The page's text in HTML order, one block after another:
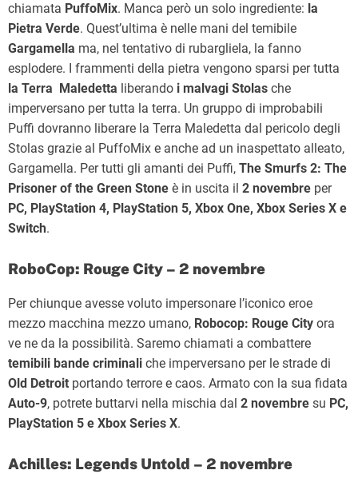
chiamata PuffoMix. Manca però un solo ingrediente: la
Pietra Verde. Quest’ultima è nelle mani del temibile
Gargamella ma, nel tentativo di rubargliela, la fanno
esplodere. I frammenti della pietra vengono sparsi per tutta
la Terra Maledetta liberando i malvagi Stolas che
imperversano per tutta la terra. Un gruppo di improbabili
Puffi dovranno liberare la Terra Maledetta dal pericolo degli
Stolas grazie al PuffoMix e anche ad un inaspettato alleato,
Gargamella. Per tutti gli amanti dei Puffi, The Smurfs 2: The
Prisoner of the Green Stone è in uscita il 2 novembre per
PC, PlayStation 4, PlayStation 5, Xbox One, Xbox Series X e
Switch.
RoboCop: Rouge City – 2 novembre
Per chiunque avesse voluto impersonare l’iconico eroe
mezzo macchina mezzo umano, Robocop: Rouge City ora
ve ne da la possibilità. Saremo chiamati a combattere
temibili bande criminali che imperversano per le strade di
Old Detroit portando terrore e caos. Armato con la sua fidata
Auto-9, potrete buttarvi nella mischia dal 2 novembre su PC,
PlayStation 5 e Xbox Series X.
Achilles: Legends Untold – 2 novembre